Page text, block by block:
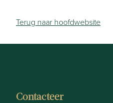
Terug naar hoofdwebsite
Contacteer